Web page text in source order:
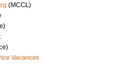
(MCCL)
Vacances